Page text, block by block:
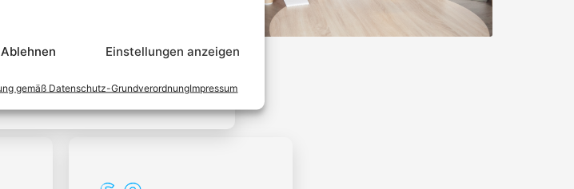
Ablehnen Einstellungen anzeigen
gemäß Datenschutz-GrundverordnungImpressum
Herausforderungen dieses Systems
Anwälte in Österreich